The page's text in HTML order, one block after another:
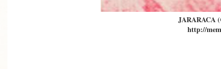
JARARACA
http://